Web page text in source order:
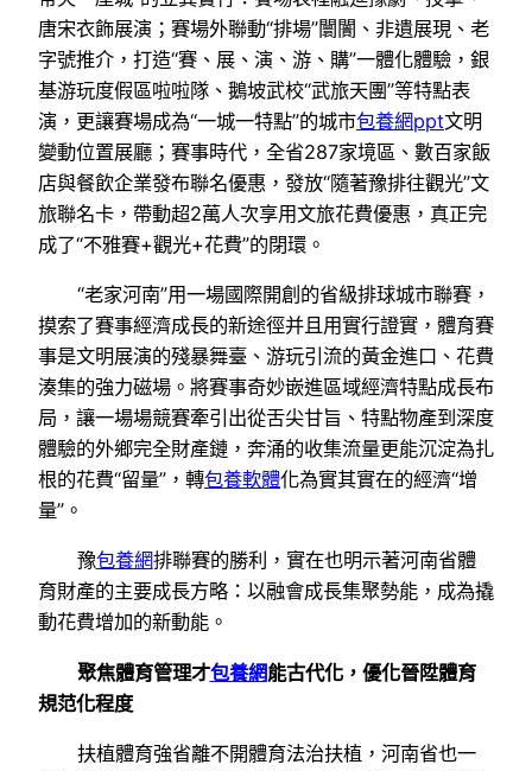
唐宋衣飾展演；賽場外聯動“排場”闤闠、非遺展現、老
字號推介，打造“賽、展、演、游、購”一體化體驗，銀
基游玩度假區啦啦隊、鵝坡武校“武旅天團”等特點表
演，更讓賽場成為“一城一特點”的城市包養網ppt文明
變動位置展廳；賽事時代，全省287家境區、數百家飯
店與餐飲企業發布聯名優惠，發放“隨著豫排往觀光”文
旅聯名卡，帶動超2萬人次享用文旅花費優惠，真正完
成了“不雅賽+觀光+花費”的閉環。
“老家河南”用一場國際開創的省級排球城市聯賽，
摸索了賽事經濟成長的新途徑并且用實行證實，體育賽
事是文明展演的殘暴舞臺、游玩引流的黃金進口、花費
湊集的強力磁場。將賽事奇妙嵌進區域經濟特點成長布
局，讓一場場競賽牽引出從舌尖甘旨、特點物產到深度
體驗的外鄉完全財產鏈，奔涌的收集流量更能沉淀為扎
根的花費“留量”，轉包養軟體化為實其實在的經濟“增
量”。
豫包養網排聯賽的勝利，實在也明示著河南省體
育財產的主要成長方略：以融會成長集聚勢能，成為撬
動花費增加的新動能。
聚焦體育管理才包養網能古代化，優化晉陞體育
規范化程度
扶植體育強省離不開體育法治扶植，河南省也一